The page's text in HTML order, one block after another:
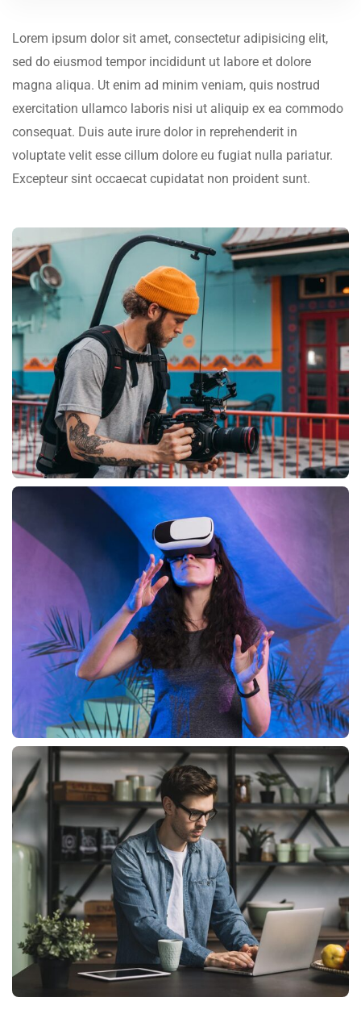
Lorem ipsum dolor sit amet, consectetur adipisicing elit,
sed do eiusmod tempor incididunt ut labore et dolore
magna aliqua. Ut enim ad minim veniam, quis nostrud
exercitation ullamco laboris nisi ut aliquip ex ea commodo
consequat. Duis aute irure dolor in reprehenderit in
voluptate velit esse cillum dolore eu fugiat nulla pariatur.
Excepteur sint occaecat cupidatat non proident sunt.